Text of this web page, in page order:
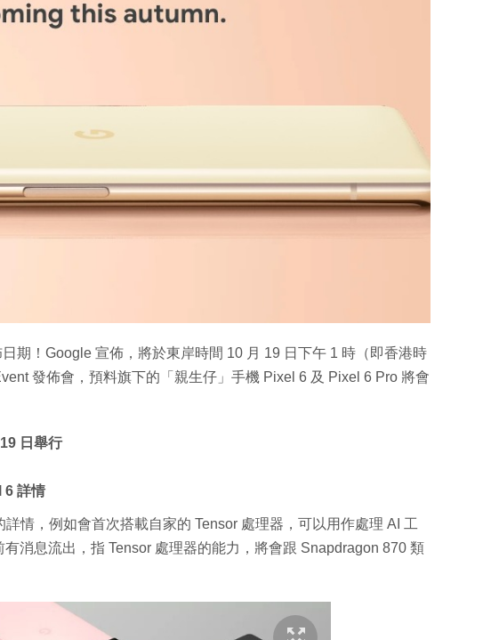
期！Google 宣佈，將於東岸時間 10 月 19 日下午 1 時（即香港時
發佈會，預料旗下的「親生仔」手機 Pixel 6 及 Pixel 6 Pro 將會
日舉行
6 詳情
情，例如會首次搭載自家的 Tensor 處理器，可以用作處理 AI 工
消息流出，指 Tensor 處理器的能力，將會跟 Snapdragon 870 類